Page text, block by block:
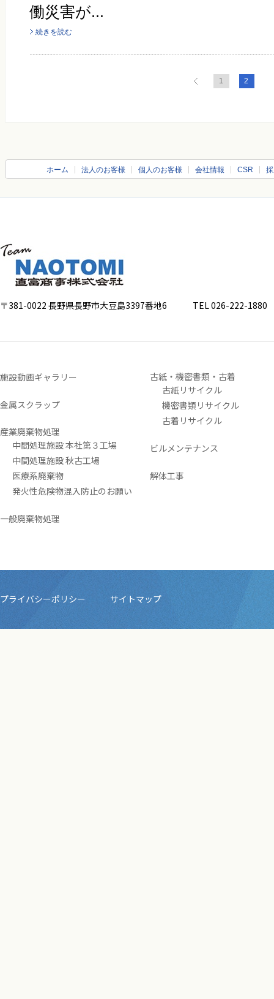
働災害が...
続きを読む
1 2
ホーム 法人のお客様 個人のお客様 会社情報 CSR
〒381-0022 長野県長野市大豆島3397番地6 TEL 026-222-1880
施設動画ギャラリー
金属スクラップ
産業廃棄物処理
中間処理施設 本社第３工場
中間処理施設 秋古工場
医療系廃棄物
発火性危険物混入防止のお願い
一般廃棄物処理
古紙・機密書類・古着
古紙リサイクル
機密書類リサイクル
古着リサイクル
ビルメンテナンス
解体工事
プライバシーポリシー サイトマップ